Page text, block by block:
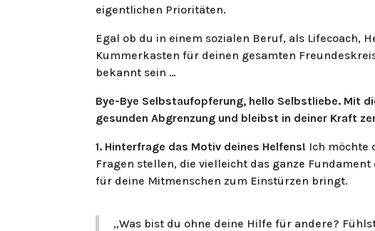
eigentlichen Prioritäten.
Egal ob du in einem sozialen Beruf, als Lifecoach,
Kummerkasten für deinen gesamten
bekannt sein …
Bye-Bye Selbstaufopferung, hello Selbstliebe. Mit
gesunden Abgrenzung und bleibst in deiner Kraft
1. Hinterfrage das Motiv deines Helfens! Ich möchte
Fragen stellen, die vielleicht das ganze
für deine Mitmenschen zum Einstürzen bringt.
„Was bist du ohne deine Hilfe für andere?